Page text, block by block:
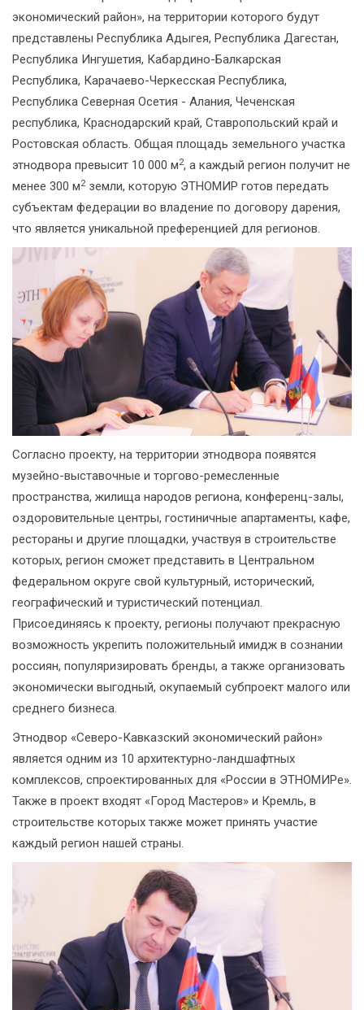
экономический район», на территории которого будут
представлены Республика Адыгея, Республика Дагестан,
Республика Ингушетия, Кабардино-Балкарская
Республика, Карачаево-Черкесская Республика,
Республика Северная Осетия - Алания, Чеченская
республика, Краснодарский край, Ставропольский край и
Ростовская область. Общая площадь земельного участка
этнодвора превысит 10 000 м2, а каждый регион получит не
менее 300 м2земли, которую ЭТНОМИР готов передать
субъектам федерации во владение по договору дарения,
что является уникальной преференцией для регионов.
Согласно проекту, на территории этнодвора появятся
музейно-выставочные и торгово-ремесленные
пространства, жилища народов региона, конференц-залы,
оздоровительные центры, гостиничные апартаменты, кафе,
рестораны и другие площадки, участвуя в строительстве
которых, регион сможет представить в Центральном
федеральном округе свой культурный, исторический,
географический и туристический потенциал.
Присоединяясь к проекту, регионы получают прекрасную
возможность укрепить положительный имидж в сознании
россиян, популяризировать бренды, а также организовать
экономически выгодный, окупаемый субпроект малого или
среднего бизнеса.
Этнодвор «Северо-Кавказский экономический район»
является одним из 10 архитектурно-ландшафтных
комплексов, спроектированных для «России в ЭТНОМИРе».
Также в проект входят «Город Мастеров» и Кремль, в
строительстве которых также может принять участие
каждый регион нашей страны.